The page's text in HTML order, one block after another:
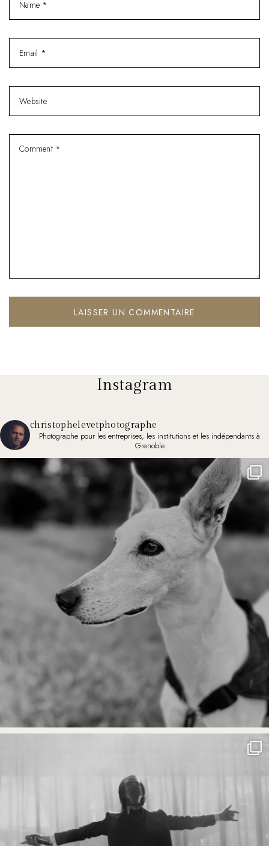
Instagram
christophelevetphotographe
Photographe pour les entreprises, les institutions et les indépendants à
Grenoble